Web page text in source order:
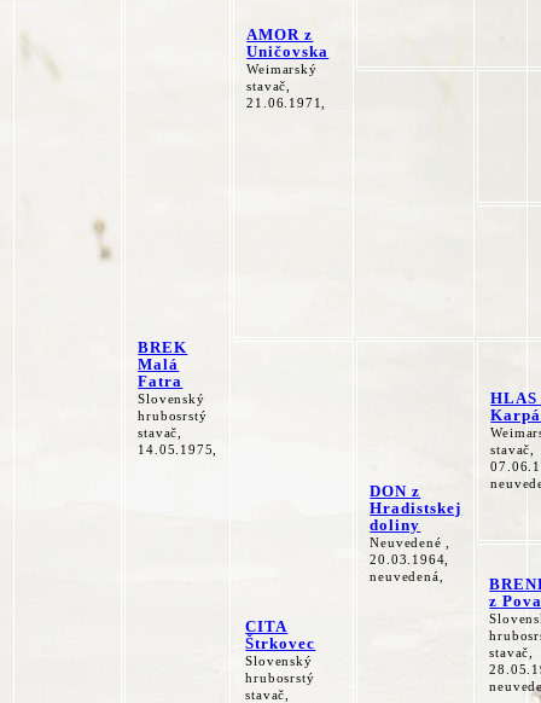
BREK
Malá
Fatra
Slovenský
hrubosrstý
stavač,
14.05.1975,
AMOR z
Uničovska
Weimarský
stavač,
21.06.1971,
CITA
Štrkovec
Slovenský
hrubosrstý
stavač,
DON z
Hradistskej
doliny
Neuvedené ,
20.03.1964,
neuvedená,
HLAS
stavač,
z
stavač,